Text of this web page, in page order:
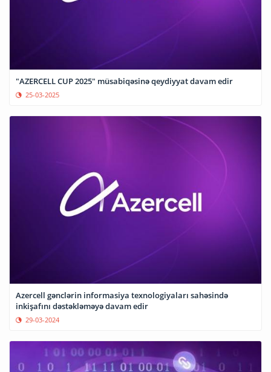
"AZERCELL CUP 2025" müsabiqəsinə qeydiyyat davam edir
25-03-2025
Azercell gənclərin informasiya texnologiyaları sahəsində
inkişafını dəstəkləməyə davam edir
29-03-2024